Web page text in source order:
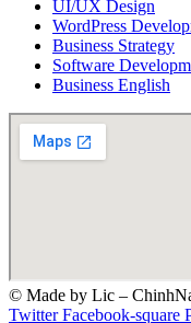
UI/UX Design
WordPress
Business Strategy
Software
Business English
© Made by Lic –
Twitter Facebook-square